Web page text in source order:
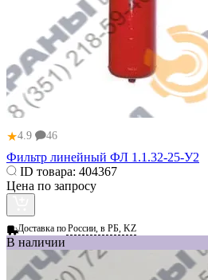
★4.9 46
Фильтр линейный ФЛ 1.1.32-25-У2
ID товара: 404367
Цена по запросу
Доставка поРоссии, в РБ, KZ
В наличии